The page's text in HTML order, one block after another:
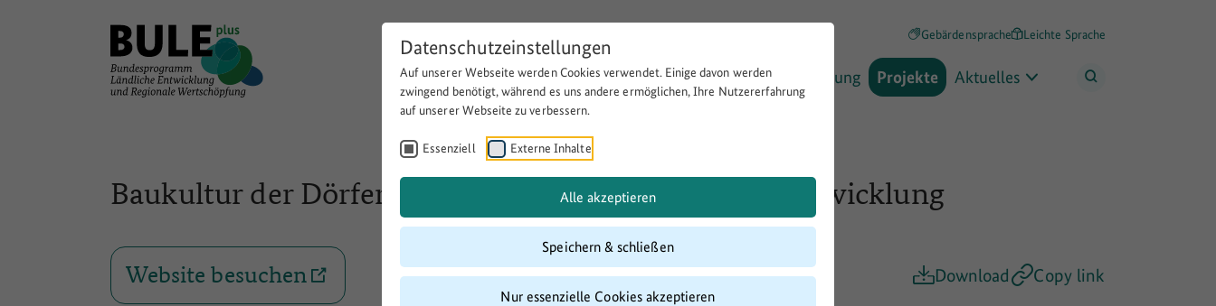
Datenschutzeinstellungen
Auf unserer Webseite werden Cookies verwendet. Einige davon werden
zwingend benötigt, während es uns andere ermöglichen, Ihre Nutzererfahrung
auf unserer Webseite zu verbessern.
Essenziell Externe Inhalte
Alle akzeptieren
Speichern & schließen
Nur essenzielle Cookies akzeptieren
Gebärdensprache Leichte Sprache
Über BULEplus Themen Förderung Projekte Aktuelles
Baukultur der Dörfer als Standortfaktor ländlicher Entwicklung
Website besuchen Download Copy link